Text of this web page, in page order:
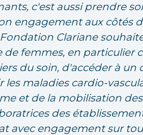
c'est aussi prendre
engagement aux côtés
Clariane
femmes, en particulier
du soin, d'accéder à un
maladies cardio-
et de la mobilisation des
des
avec engagement sur